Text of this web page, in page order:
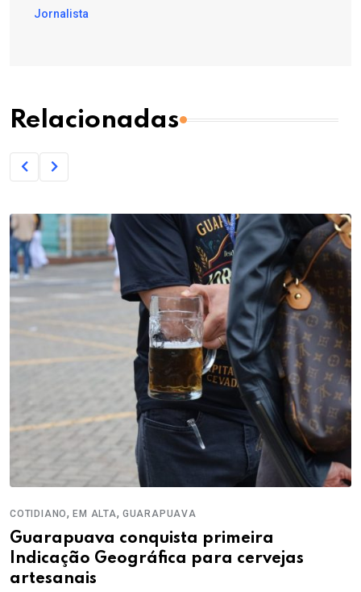
Jornalista
Relacionadas
COTIDIANO,EM ALTA, GUARAPUAVA
Guarapuava conquista primeira
Indicação Geográfica para cervejas
artesanais